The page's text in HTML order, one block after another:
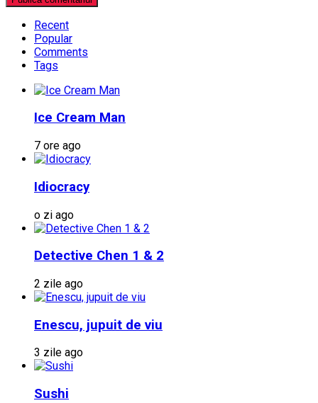
Recent
Popular
Comments
Tags
Ice Cream Man
7 ore ago
Idiocracy
o zi ago
Detective Chen 1 & 2
2 zile ago
Enescu, jupuit de viu
3 zile ago
Sushi